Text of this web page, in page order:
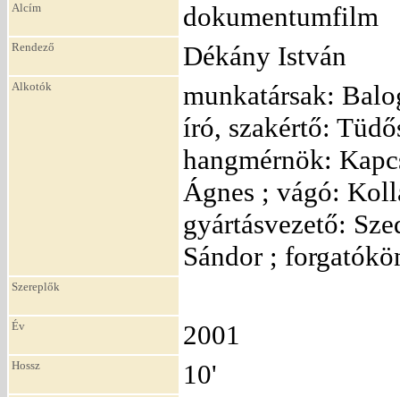
Alcím dokumentumfilm
Rendező Dékány István
Alkotók
munkatársak:
író, szakértő:
hangmérnök:
Ágnes ; vágó:
gyártásvezető:
Sándor ;
Szereplők
Év 2001
Hossz 10'